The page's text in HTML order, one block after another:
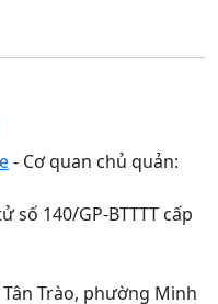
- Cơ quan chủ quản:
số 140/GP-BTTTT cấp
Trào, phường Minh